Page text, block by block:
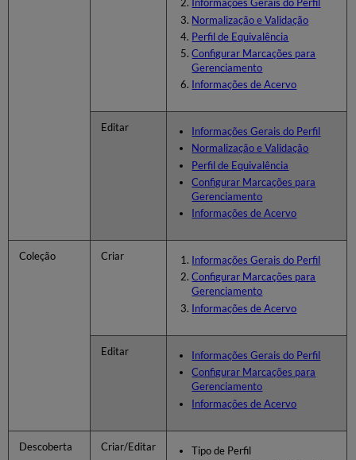
Informações Gerais do Perfil
Normalização e Validação
Perfil de Equivalência
Configurar Marcações para
Gerenciamento
Informações de Acervo
Editar
Informações Gerais do Perfil
Normalização e Validação
Perfil de Equivalência
Configurar Marcações para
Gerenciamento
Informações de Acervo
Coleção Criar
Informações Gerais do Perfil
Configurar Marcações para
Gerenciamento
Informações de Acervo
Editar
Informações Gerais do Perfil
Configurar Marcações para
Gerenciamento
Informações de Acervo
Descoberta Criar/Editar
Tipo de Perfil